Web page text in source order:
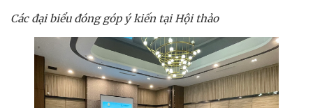
Các đại biểu đóng góp ý kiến tại Hội thảo